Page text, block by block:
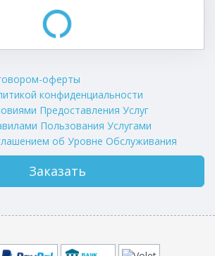
оферты
конфиденциальности
Предоставления Услуг
Пользования Услугами
об Уровне Обслуживания
Заказать